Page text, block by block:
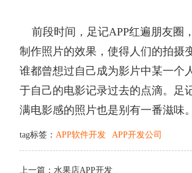
前段时间，足记APP红遍朋友圈
制作照片的效果，使得人们的拍摄
谁都曾想过自己成为影片中某一个
于自己的电影记录过去的点滴。足
满电影感的照片也是别有一番滋味。
tag标签： APP软件开发 APP开发公司
上一篇： 水果店APP开发